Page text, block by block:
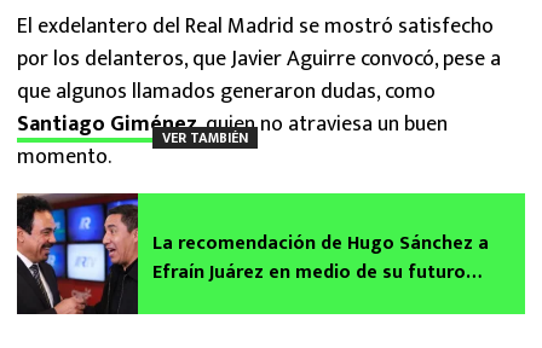
El exdelantero del Real Madrid se mostró satisfecho
por los delanteros, que Javier Aguirre convocó, pese a
que algunos llamados generaron dudas, como
Santiago Giménez, quien no atraviesa un buen
momento.
VER TAMBIÉN
La recomendación de Hugo Sánchez a
Efraín Juárez en medio de su futuro